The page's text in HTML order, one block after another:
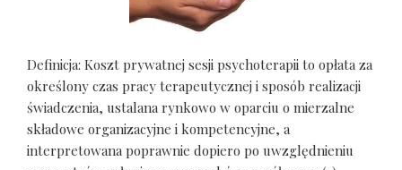
Definicja: Koszt prywatnej sesji psychoterapii to opłata za
określony czas pracy terapeutycznej i sposób realizacji
świadczenia, ustalana rynkowo w oparciu o mierzalne
składowe organizacyjne i kompetencyjne, a
interpretowana poprawnie dopiero po uwzględnieniu